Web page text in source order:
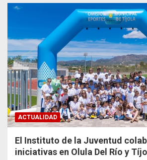
ACTUALIDAD
El Instituto de la Juventud
iniciativas en Olula Del Río y